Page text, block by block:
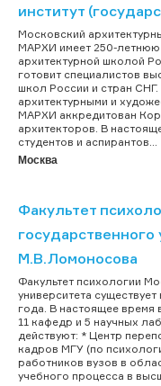
институт
Московский
МАРХИ имеет 250-летнюю
архитектурной школой
готовит специалистов
школ России и стран
архитектурными и
МАРХИ аккредитован
архитекторов. В
студентов и аспирантов...
Москва
Факультет
М.В.Ломоносова
Факультет психологии
университета
года. В настоящее время
11 кафедр и 5 научных
действуют: * Центр
кадров МГУ (по
работников вузов в
учебного процесса в